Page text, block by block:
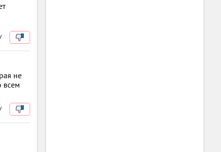
не
всем